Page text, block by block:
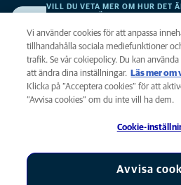
VILL DU VETA MER OM HUR DET
Integritet
Legalt
AniCura är ett dotterbolag till Mars,
Vi använder cookies för att anpassa
tillhandahålla sociala mediefunktioner
trafik. Se vår cokiepolicy. Du kan
att ändra dina inställningar.
Läs mer
Klicka på ”Acceptera cookies” för att
”Avvisa cookies” om du inte vill ha dem.
Cookie-
Avvisa